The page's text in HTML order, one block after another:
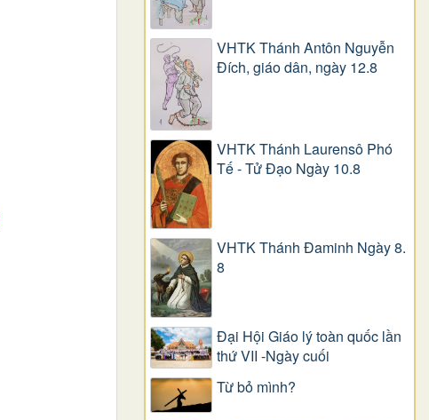
VHTK Thánh Antôn Nguyễn
Ðích, giáo dân, ngày 12.8
VHTK Thánh Laurensô Phó
Tế - Tử Đạo Ngày 10.8
VHTK Thánh Đaminh Ngày 8.
8
Đại Hội Giáo lý toàn quốc lần
thứ VII -Ngày cuối
Từ bỏ mình?